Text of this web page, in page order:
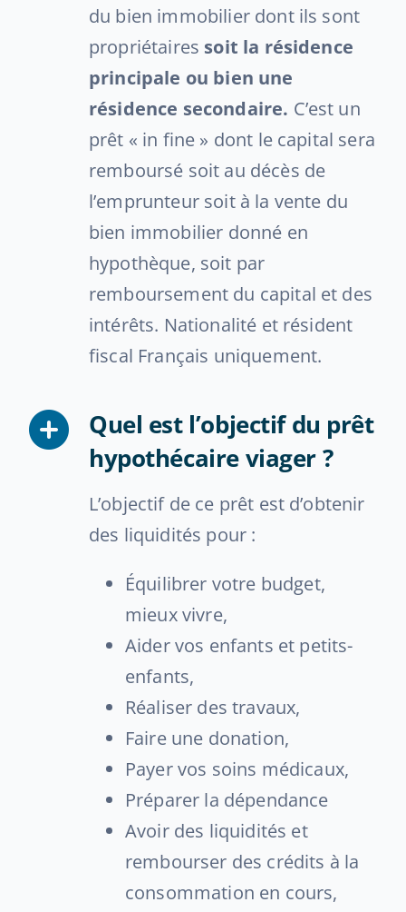
du bien immobilier dont ils sont
propriétaires soit la résidence
principale ou bien une
résidence secondaire. C’est un
prêt « in fine » dont le capital sera
remboursé soit au décès de
l’emprunteur soit à la vente du
bien immobilier donné en
hypothèque, soit par
remboursement du capital et des
intérêts. Nationalité et résident
fiscal Français uniquement.
Quel est l’objectif du prêt
hypothécaire viager ?
L’objectif de ce prêt est d’obtenir
des liquidités pour :
Équilibrer votre budget,
mieux vivre,
Aider vos enfants et petits-
enfants,
Réaliser des travaux,
Faire une donation,
Payer vos soins médicaux,
Préparer la dépendance
Avoir des liquidités et
rembourser des crédits à la
consommation en cours,